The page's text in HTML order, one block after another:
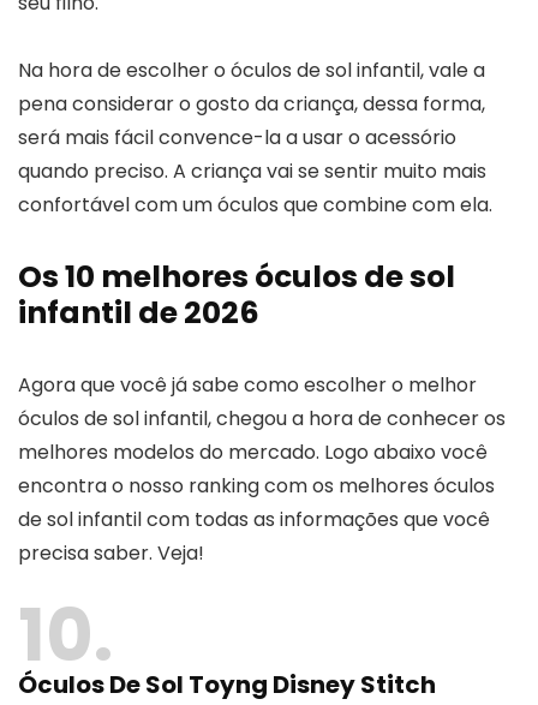
Na hora de escolher o óculos de sol infantil, vale a
pena considerar o gosto da criança, dessa forma,
será mais fácil convence-la a usar o acessório
quando preciso. A criança vai se sentir muito mais
confortável com um óculos que combine com ela.
Os 10 melhores óculos de sol
infantil de 2026
Agora que você já sabe como escolher o melhor
óculos de sol infantil, chegou a hora de conhecer os
melhores modelos do mercado. Logo abaixo você
encontra o nosso ranking com os melhores óculos
de sol infantil com todas as informações que você
precisa saber. Veja!
10
Óculos De Sol Toyng Disney Stitch